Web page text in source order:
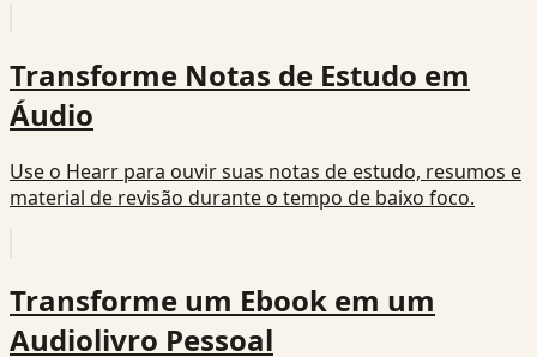
Transforme Notas de Estudo em
Áudio
Use o Hearr para ouvir suas notas de estudo, resumos e
material de revisão durante o tempo de baixo foco.
Transforme um Ebook em um
Audiolivro Pessoal